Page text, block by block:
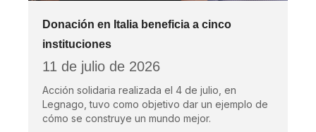
Donación en Italia beneficia a cinco
instituciones
11 de julio de 2026
Acción solidaria realizada el 4 de julio, en
Legnago, tuvo como objetivo dar un ejemplo de
cómo se construye un mundo mejor.